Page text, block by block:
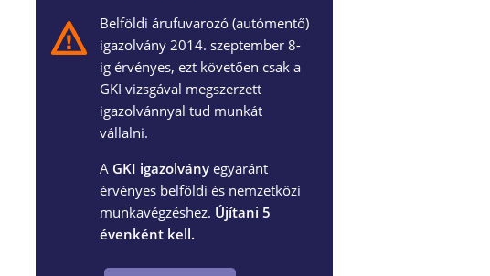
Belföldi árufuvarozó (autómentő)
igazolvány 2014. szeptember 8-
ig érvényes, ezt követően csak a
GKI vizsgával megszerzett
igazolvánnyal tud munkát
vállalni.
A GKI igazolvány egyaránt
érvényes belföldi és nemzetközi
munkavégzéshez. Újítani 5
évenként kell.